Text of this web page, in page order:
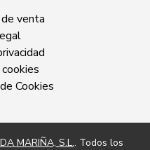
venta
Cookies
MARIÑA, S.L.. Todos los